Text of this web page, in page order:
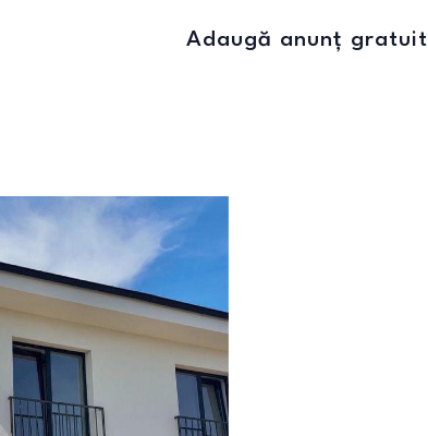
Adaugă anunț gratuit